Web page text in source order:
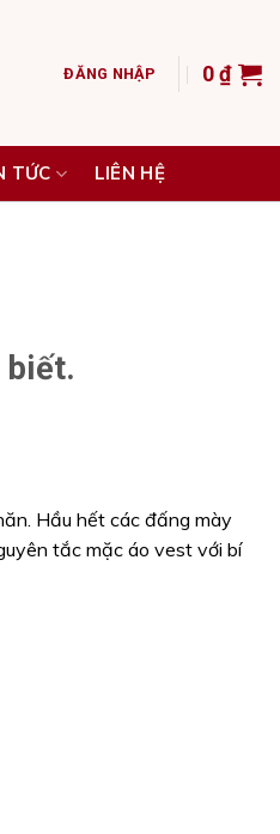
ĐĂNG NHẬP 0₫
TỨC LIÊN HỆ
biết.
Hầu hết các đấng mày
tắc mặc áo vest với bí